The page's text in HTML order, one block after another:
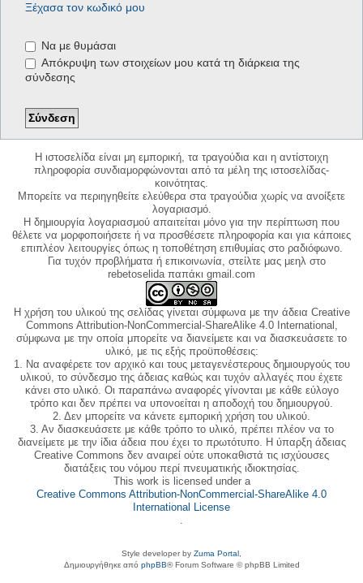
Ξέχασα τον κωδικό μου
Να με θυμάσαι
Απόκρυψη των στοιχείων μου κατά τη διάρκεια της
σύνδεσης
Η ιστοσελίδα είναι μη εμπορική, τα τραγούδια και η αντίστοιχη
πληροφορία συνδιαμορφώνονται από τα μέλη της ιστοσελίδας-
κοινότητας.
Μπορείτε να περιηγηθείτε ελεύθερα στα τραγούδια χωρίς να ανοίξετε
λογαριασμό.
Η δημιουργία λογαριασμού απαιτείται μόνο για την περίπτωση που
θέλετε να μορφοποιήσετε ή να προσθέσετε πληροφορία και για κάποιες
επιπλέον λειτουργίες όπως η τοποθέτηση επιθυμίας στο ραδιόφωνο.
Για τυχόν προβλήματα ή επικοινωνία, στείλτε μας μεηλ στο
rebetoselida παπάκι gmail.com
Η χρήση του υλικού της σελίδας γίνεται σύμφωνα με την άδεια Creative
Commons Attribution-NonCommercial-ShareAlike 4.0 International,
σύμφωνα με την οποία μπορείτε να διανείμετε και να διασκευάσετε το
υλικό, με τις εξής προϋποθέσεις:
1. Να αναφέρετε τον αρχικό και τους μεταγενέστερους δημιουργούς του
υλικού, το σύνδεσμο της άδειας καθώς και τυχόν αλλαγές που έχετε
κάνει στο υλικό. Οι παραπάνω αναφορές γίνονται με κάθε εύλογο
τρόπο και δεν πρέπει να υπονοείται η αποδοχή του δημιουργού.
2. Δεν μπορείτε να κάνετε εμπορική χρήση του υλικού.
3. Αν διασκευάσετε με κάθε τρόπο το υλικό, πρέπει πλέον να το
διανείμετε με την ίδια άδεια που έχει το πρωτότυπο. Η ύπαρξη άδειας
Creative Commons δεν αναιρεί ούτε υποκαθιστά τις ισχύουσες
διατάξεις του νόμου περί πνευματικής ιδιοκτησίας.
This work is licensed under a
Creative Commons Attribution-NonCommercial-ShareAlike 4.0
International License
.
Style developer by Zuma Portal
Δημιουργήθηκε από phpBB® Forum Software © phpBB Limited